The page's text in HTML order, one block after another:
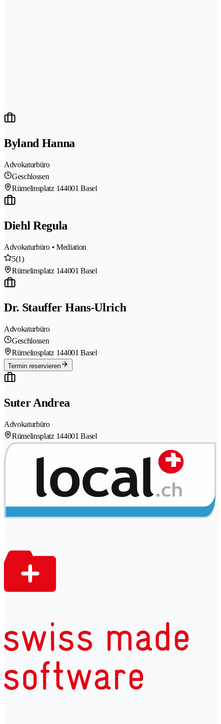
Byland Hanna
Advokaturbüro
Geschlossen
Rümelinsplatz 144001 Basel
Diehl Regula
Advokaturbüro • Mediation
5(1)
Rümelinsplatz 144001 Basel
Dr. Stauffer Hans-Ulrich
Advokaturbüro
Geschlossen
Rümelinsplatz 144001 Basel
Termin reservieren
Suter Andrea
Advokaturbüro
Rümelinsplatz 144001 Basel